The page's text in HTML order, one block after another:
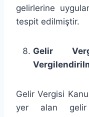
gelirlerine
tespit edilmiştir.
Gelir
Gelir Vergisi
yer alan gelir